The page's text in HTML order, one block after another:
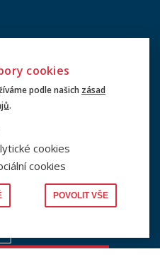
cookies
podle našich zásad
.
cookies
cookies
POVOLIT VŠE